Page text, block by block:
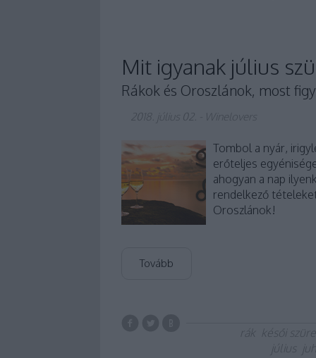
Mit igyanak július
Rákok és Oroszlánok, most
2018. július 02. Winelovers
Tombol a nyár,
erőteljes
ahogyan a nap
rendelkező
Oroszlánok!
Tovább
rák
késői szüret
július